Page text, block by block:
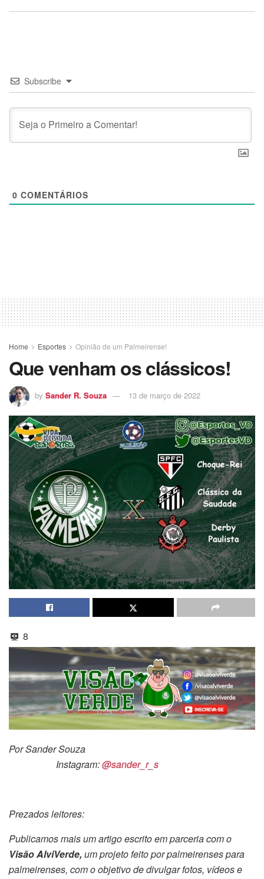
Subscribe
0 COMENTÁRIOS
Home Esportes Opinião de um Palmeirense!
Que venham os clássicos!
by Sander R. Souza 13 de março de 2022
8
Por Sander Souza
Instagram:@sander_r_s
Prezados leitores:
Publicamos mais um artigo escrito em parceria com o
Visão AlviVerde, um projeto feito por palmeirenses para
palmeirenses, com o objetivo de divulgar fotos, vídeos e